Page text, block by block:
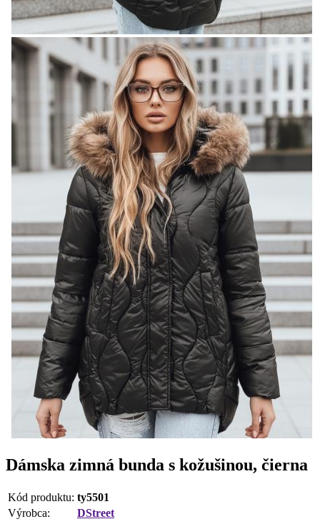
Dámska zimná bunda s kožušinou, čierna
Kód produktu: ty5501
Výrobca:
DStreet